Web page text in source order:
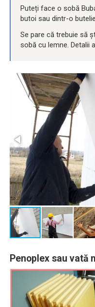
Puteți face o sobă
butoi sau dintr-o
Se pare că trebuie să
sobă cu lemne. Detalii
Penoplex sau vată